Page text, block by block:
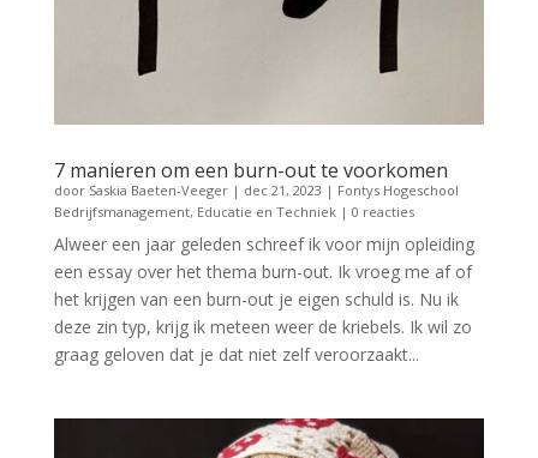
7 manieren om een burn-out te voorkomen
door Saskia Baeten-Veeger| dec 21, 2023 | Fontys Hogeschool
Bedrijfsmanagement, Educatie en Techniek| 0 reacties
Alweer een jaar geleden schreef ik voor mijn opleiding
een essay over het thema burn-out. Ik vroeg me af of
het krijgen van een burn-out je eigen schuld is. Nu ik
deze zin typ, krijg ik meteen weer de kriebels. Ik wil zo
graag geloven dat je dat niet zelf veroorzaakt...